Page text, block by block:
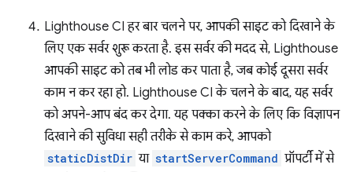
Lighthouse CI हर बार चलने पर, आपकी साइट को दिखाने के
लिए एक सर्वर शुरू करता है. इस सर्वर की मदद से, Lighthouse
आपकी साइट को तब भी लोड कर पाता है, जब कोई दूसरा सर्वर
काम न कर रहा हो. Lighthouse CI के चलने के बाद, यह सर्वर
को अपने-आप बंद कर देगा. यह पक्का करने के लिए कि विज्ञापन
दिखाने की सुविधा सही तरीके से काम करे, आपको
staticDistDir या startServerCommand प्रॉपर्टी में से